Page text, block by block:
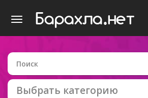
Выбрать категорию